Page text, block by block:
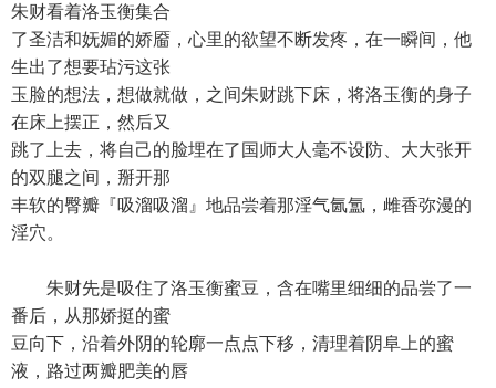
朱财看着洛玉衡集合
了圣洁和妩媚的娇靥，心里的欲望不断发疼，在一瞬间，他
生出了想要玷污这张
玉脸的想法，想做就做，之间朱财跳下床，将洛玉衡的身子
在床上摆正，然后又
跳了上去，将自己的脸埋在了国师大人毫不设防、大大张开
的双腿之间，掰开那
丰软的臀瓣『吸溜吸溜』地品尝着那淫气氤氲，雌香弥漫的
淫穴。
朱财先是吸住了洛玉衡蜜豆，含在嘴里细细的品尝了一
番后，从那娇挺的蜜
豆向下，沿着外阴的轮廓一点点下移，清理着阴阜上的蜜
液，路过两瓣肥美的唇